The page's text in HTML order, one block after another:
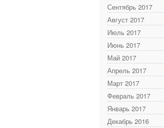
Сентябрь 2017
Август 2017
Июль 2017
Июнь 2017
Май 2017
Апрель 2017
Март 2017
Февраль 2017
Январь 2017
Декабрь 2016